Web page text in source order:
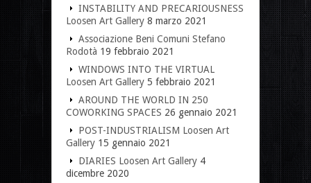
INSTABILITY AND PRECARIOUSNESS
Loosen Art Gallery 8 marzo 2021
Associazione Beni Comuni Stefano
Rodotà 19 febbraio 2021
WINDOWS INTO THE VIRTUAL
Loosen Art Gallery 5 febbraio 2021
AROUND THE WORLD IN 250
COWORKING SPACES 26 gennaio 2021
POST-INDUSTRIALISM Loosen Art
Gallery 15 gennaio 2021
DIARIES Loosen Art Gallery 4
dicembre 2020